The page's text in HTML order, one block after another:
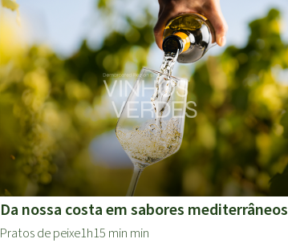
Da nossa costa em sabores mediterrâneos
Pratos de peixe1h15 min min